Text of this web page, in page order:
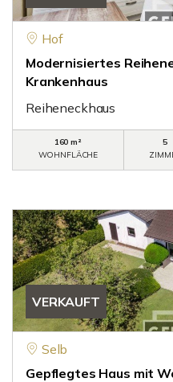
Hof
Modernisiertes
Krankenhaus
Reiheneckhaus
160 m²
WOHNFLÄCHE
5
VERKAUFT
Selb
Gepflegtes Haus mit